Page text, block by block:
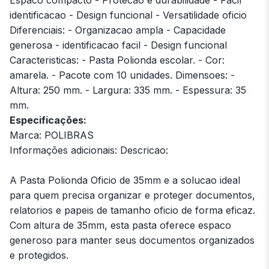
identificacao - Design funcional - Versatilidade oficio
Diferenciais: - Organizacao ampla - Capacidade
generosa - identificacao facil - Design funcional
Caracteristicas: - Pasta Polionda escolar. - Cor:
amarela. - Pacote com 10 unidades. Dimensoes: -
Altura: 250 mm. - Largura: 335 mm. - Espessura: 35
mm.
Especificações:
Marca: POLIBRAS
Informações adicionais: Descricao:
A Pasta Polionda Oficio de 35mm e a solucao ideal
para quem precisa organizar e proteger documentos,
relatorios e papeis de tamanho oficio de forma eficaz.
Com altura de 35mm, esta pasta oferece espaco
generoso para manter seus documentos organizados
e protegidos.